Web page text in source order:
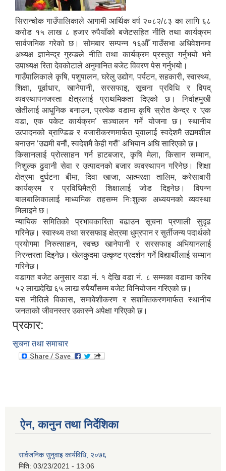
सिरान्चोक गाउँपालिकाले आगामी आर्थिक वर्ष २०८२/८३ का लागि ६८
करोड १५ लाख ८ हजार रुपैयाँको बजेटसहित नीति तथा कार्यक्रम
सार्वजनिक गरेको छ। सोमबार सम्पन्न १६औँ गाउँसभा अधिवेशनमा
अध्यक्ष ज्ञानेन्द्र गुरुङले नीति तथा कार्यक्रम प्रस्तुत गर्नुभयो भने
उपाध्यक्ष रिता देवकोटाले अनुमानित बजेट विवरण पेस गर्नुभयो।
गाउँपालिकाले कृषि, पशुपालन, घरेलु उद्योग, पर्यटन, सहकारी, स्वास्थ्य,
शिक्षा, पूर्वाधार, खानेपानी, सरसफाइ, सूचना प्रविधि र विपद्
व्यवस्थापनजस्ता क्षेत्रलाई प्राथमिकता दिएको छ। निर्वाहमुखी
खेतीलाई आधुनिक बनाउन, प्रत्येक वडामा कृषि स्रोत केन्द्र र ‘एक
वडा, एक पकेट कार्यक्रम’ सञ्चालन गर्ने योजना छ। स्थानीय
उत्पादनको ब्राण्डिङ र बजारीकरणमार्फत युवालाई स्वदेशमै उद्यमशील
बनाउन ‘उद्यमी बनौं, स्वदेशमै केही गरौं’ अभियान अघि सारिएको छ।
किसानलाई प्रोत्साहन गर्न हाटबजार, कृषि मेला, किसान सम्मान,
निशुल्क ढुवानी सेवा र उत्पादनको बजार व्यवस्थापन गरिनेछ। शिक्षा
क्षेत्रमा दुर्घटना बीमा, दिवा खाजा, आत्मरक्षा तालिम, करेसाबारी
कार्यक्रम र प्रविधिमैत्री शिक्षालाई जोड दिइनेछ। विपन्न
बालबालिकालाई माध्यमिक तहसम्म निःशुल्क अध्ययनको व्यवस्था
मिलाइने छ।
न्यायिक समितिको प्रभावकारिता बढाउन सूचना प्रणाली सुदृढ
गरिनेछ। स्वास्थ्य तथा सरसफाइ क्षेत्रमा धुम्रपान र सुर्तीजन्य पदार्थको
प्रयोगमा निरुत्साहन, स्वच्छ खानेपानी र सरसफाइ अभियानलाई
निरन्तरता दिइनेछ। खेलकुदमा उत्कृष्ट प्रदर्शन गर्ने विद्यार्थीलाई सम्मान
गरिनेछ।
वडागत बजेट अनुसार वडा नं. १ देखि वडा नं. ८ सम्मका वडामा करिब
५२ लाखदेखि ६५ लाख रुपैयाँसम्म बजेट विनियोजन गरिएको छ।
यस नीतिले विकास, समावेशीकरण र सशक्तिकरणमार्फत स्थानीय
जनताको जीवनस्तर उकास्ने अपेक्षा गरिएको छ।
प्रकार:
सूचना तथा समाचार
ऐन, कानुन तथा निर्देशिका
सार्वजनिक सुनुवाइ कार्यविधि, २०७६
मिति: 03/23/2021 - 13:06